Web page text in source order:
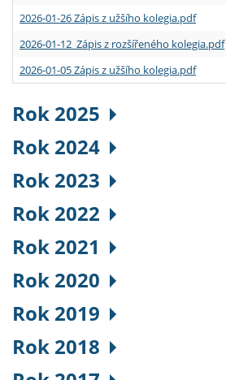
2026-01-26 Zápis z užšího kolegia.pdf
2026-01-12 Zápis z rozšířeného kolegia.pdf
2026-01-05 Zápis z užšího kolegia.pdf
Rok 2025
Rok 2024
Rok 2023
Rok 2022
Rok 2021
Rok 2020
Rok 2019
Rok 2018